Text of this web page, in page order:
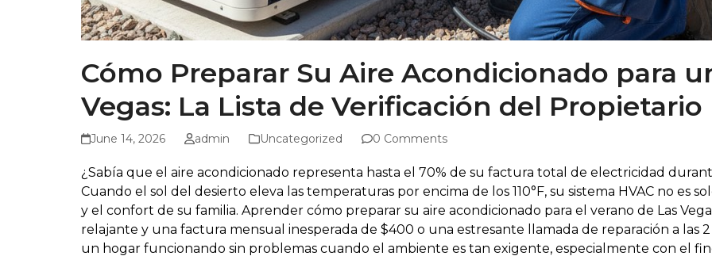
Cómo Preparar Su Aire Acondicionado para
Vegas: La Lista de Verificación del Propietario
June 14, 2026 admin Uncategorized 0 Comments
¿Sabía que el aire acondicionado representa hasta el 70% de su factura total de electricidad
Cuando el sol del desierto eleva las temperaturas por encima de los 110°F, su sistema HVAC no es
y el confort de su familia. Aprender cómo preparar su aire acondicionado para el verano de Las
relajante y una factura mensual inesperada de $400 o una estresante llamada de reparación a las
un hogar funcionando sin problemas cuando el ambiente es tan exigente, especialmente con el